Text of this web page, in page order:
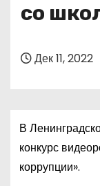
со
Дек 11, 2022
В
конкурс
коррупции».